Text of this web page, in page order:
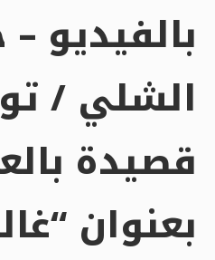
بالفيديو –
الشلي /
قصيدة
بعنوان